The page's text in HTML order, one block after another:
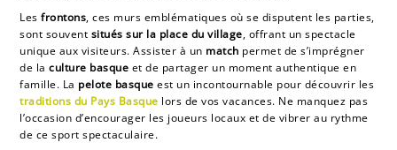
Lesfrontons, ces murs emblématiques où se disputent les parties,
sont souvent situés sur la place du village, offrant un spectacle
unique aux visiteurs. Assister à un match permet de s’imprégner
de la culture basque et de partager un moment authentique en
famille. La pelote basque est un incontournable pour découvrir les
traditions du Pays Basque lors de vos vacances. Ne manquez pas
l’occasion d’encourager les joueurs locaux et de vibrer au rythme
de ce sport spectaculaire.